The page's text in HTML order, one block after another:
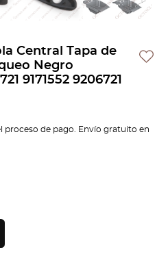
Central Tapa de
Negro
9171552 9206721
proceso de pago. Envío gratuito en